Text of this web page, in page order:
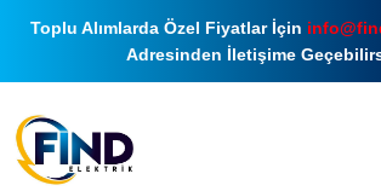
Toplu Alımlarda Özel Fiyatlar İçin
Adresinden İletişime